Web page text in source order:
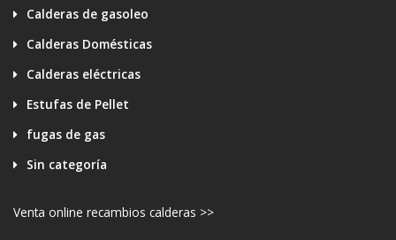
Calderas de gasoleo
Calderas Domésticas
Calderas eléctricas
Estufas de Pellet
fugas de gas
Sin categoría
Venta online recambios calderas >>